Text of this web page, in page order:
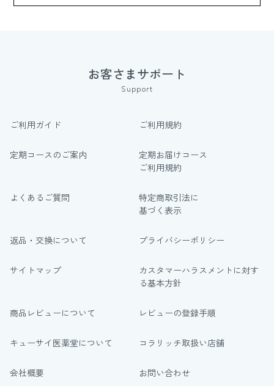
お客さまサポート
Support
ご利用ガイド ご利用規約
定期コースのご案内
定期お届けコース
ご利用規約
よくあるご質問
特定商取引法に
基づく表示
返品・交換について プライバシーポリシー
サイトマップ
カスタマーハラスメントに対す
る基本方針
商品レビューについて レビューの登録手順
キューサイ医薬堂について コラリッチ取扱い店舗
会社概要 お問い合わせ